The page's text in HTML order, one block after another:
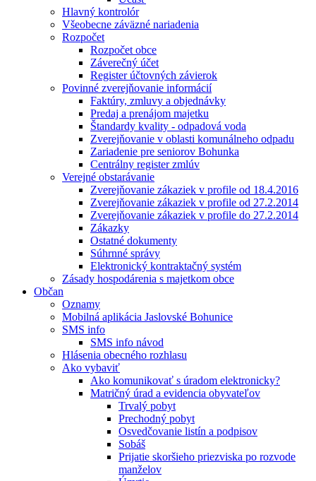
Hlavný kontrolór
Všeobecne záväzné nariadenia
Rozpočet
Rozpočet obce
Záverečný účet
Register účtovných závierok
Povinné zverejňovanie informácií
Faktúry, zmluvy a objednávky
Predaj a prenájom majetku
Štandardy kvality - odpadová voda
Zverejňovanie v oblasti komunálneho odpadu
Zariadenie pre seniorov Bohunka
Centrálny register zmlúv
Verejné obstarávanie
Zverejňovanie zákaziek v profile od 18.4.2016
Zverejňovanie zákaziek v profile od 27.2.2014
Zverejňovanie zákaziek v profile do 27.2.2014
Zákazky
Ostatné dokumenty
Súhrnné správy
Elektronický kontraktačný systém
Zásady hospodárenia s majetkom obce
Občan
Oznamy
Mobilná aplikácia Jaslovské Bohunice
SMS info
SMS info návod
Hlásenia obecného rozhlasu
Ako vybaviť
Ako komunikovať s úradom elektronicky?
Matričný úrad a evidencia obyvateľov
Trvalý pobyt
Prechodný pobyt
Osvedčovanie listín a podpisov
Sobáš
Prijatie skoršieho priezviska po rozvode
manželov